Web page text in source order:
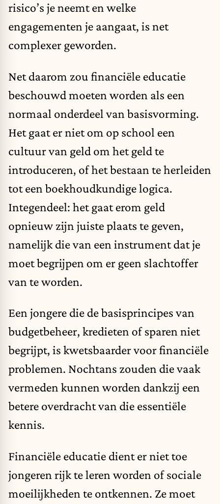
risico’s je neemt en welke
engagementen je aangaat, is net
complexer geworden.
Net daarom zou financiële educatie
beschouwd moeten worden als een
normaal onderdeel van basisvorming.
Het gaat er niet om op school een
cultuur van geld om het geld te
introduceren, of het bestaan te herleiden
tot een boekhoudkundige logica.
Integendeel: het gaat erom geld
opnieuw zijn juiste plaats te geven,
namelijk die van een instrument dat je
moet begrijpen om er geen slachtoffer
van te worden.
Een jongere die de basisprincipes van
budgetbeheer, kredieten of sparen niet
begrijpt, is kwetsbaarder voor financiële
problemen. Nochtans zouden die vaak
vermeden kunnen worden dankzij een
betere overdracht van die essentiële
kennis.
Financiële educatie dient er niet toe
jongeren rijk te leren worden of sociale
moeilijkheden te ontkennen. Ze moet